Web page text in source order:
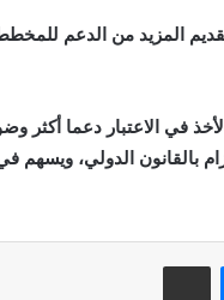
المزيد من الدعم
في الاعتبار دعما أكثر
بالقانون الدولي، ويسهم
ماسنجر مشاركة عبر البريد